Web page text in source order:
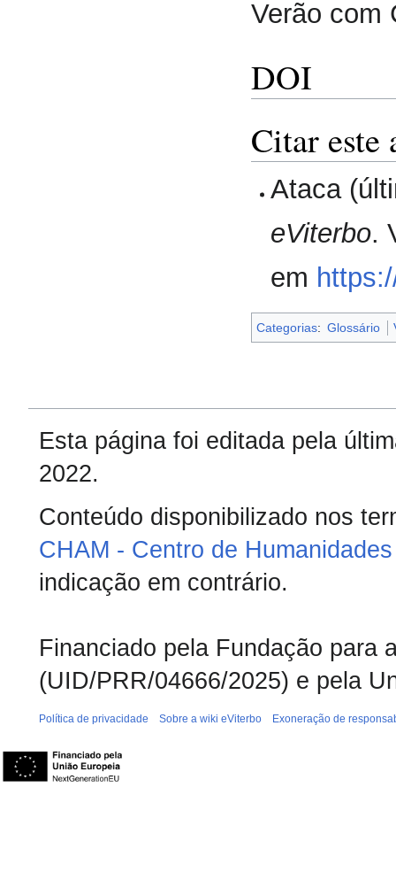
Verão com
DOI
Citar este
Ataca
eViterbo.
em
Categorias: Glossário
Esta página foi editada pela
2022.
Conteúdo disponibilizado nos
CHAM - Centro de
indicação em contrário.
Financiado pela Fundação para
(UID/PRR/04666/2025) e pela
Política de privacidade Sobre a wiki eViterbo Exoneração de